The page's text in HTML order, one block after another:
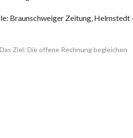
Braunschweiger Zeitung,
Das Ziel: Die offene Rechnung begleichen